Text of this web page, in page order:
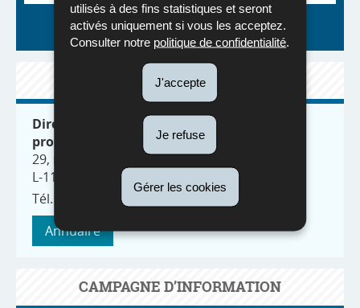
utilisés à des fins statistiques et seront
activés uniquement si vous les acceptez.
Consulter notre politique de confidentialité.
J'accepte
Je refuse
Gérer les cookies
Retour à la page initiale
CONTACT
Direction générale de la formation
professionnelle
29, rue Aldringen
L-1118 Luxembourg
Tél. : (+352) 247-85100
Annuaire
CAMPAGNE D’INFORMATION